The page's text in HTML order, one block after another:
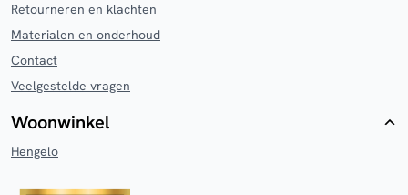
Retourneren en klachten
Materialen en onderhoud
Contact
Veelgestelde vragen
Woonwinkel
Hengelo